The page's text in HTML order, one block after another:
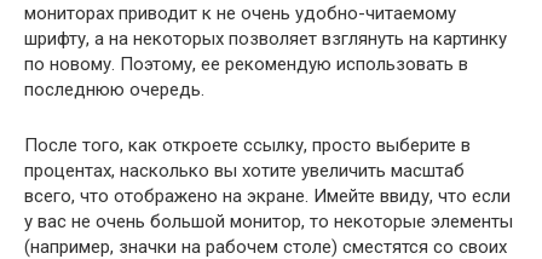
мониторах приводит к не очень удобно-читаемому
шрифту, а на некоторых позволяет взглянуть на картинку
по новому. Поэтому, ее рекомендую использовать в
последнюю очередь.
После того, как откроете ссылку, просто выберите в
процентах, насколько вы хотите увеличить масштаб
всего, что отображено на экране. Имейте ввиду, что если
у вас не очень большой монитор, то некоторые элементы
(например, значки на рабочем столе) сместятся со своих